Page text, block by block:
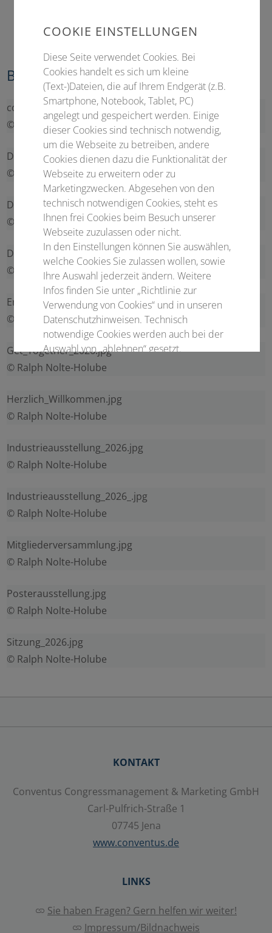
Bildnachweis
coffee-break-1177540_1920.jpg
© Cozendo | Pixabay
Depot_1899_Empore.jpg
© Accente Gastronomie Service GmbH
Depot_1899_Foyer.jpg
© Accente Gastronomie Service GmbH
Depot_1899_Saal.jpg
© Accente Gastronomie Service GmbH
Eroeffnung.jpg
© Ralph Nolte-Holube
Get_Together_2026.jpg
© Ralph Nolte-Holube
Herzlich_Willkommen.jpg
© Ralph Nolte-Holube
Industrieausstellung_2026.jpg
© Ralph Nolte-Holube
Industrieausstellung_2026_.jpg
© Ralph Nolte-Holube
Mitgliederversammlung.jpg
© Ralph Nolte-Holube
Posterausstellung.jpg
© Ralph Nolte-Holube
Sitzung_2026.jpg
© Ralph Nolte-Holube
KONTAKT
Conventus Congressmanagement & Marketing GmbH
Carl-Pulfrich-Straße 1
07745 Jena
www.conventus.de
LINKS
Sie haben Fragen? Gern helfen wir weiter!
Impressum/Bildnachweis
COOKIE EINSTELLUNGEN
Diese Seite verwendet Cookies. Bei
Cookies handelt es sich um kleine
(Text-)Dateien, die auf Ihrem Endgerät (z.B.
Smartphone, Notebook, Tablet, PC)
angelegt und gespeichert werden. Einige
dieser Cookies sind technisch notwendig,
um die Webseite zu betreiben, andere
Cookies dienen dazu die Funktionalität der
Webseite zu erweitern oder zu
Marketingzwecken. Abgesehen von den
technisch notwendigen Cookies, steht es
Ihnen frei Cookies beim Besuch unserer
Webseite zuzulassen oder nicht.
In den Einstellungen können Sie auswählen,
welche Cookies Sie zulassen wollen, sowie
Ihre Auswahl jederzeit ändern. Weitere
Infos finden Sie unter „Richtlinie zur
Verwendung von Cookies“ und in unseren
Datenschutzhinweisen. Technisch
notwendige Cookies werden auch bei der
Auswahl von „ablehnen“ gesetzt.
Statistisch
Details anzeigen